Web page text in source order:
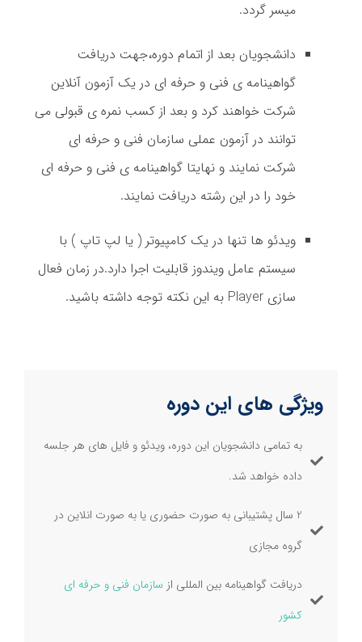
میسر گردد.
دانشجویان بعد از اتمام دوره،جهت دریافت
گواهینامه ی فنی و حرفه ای در یک آزمون آنلاین
شرکت خواهند کرد و بعد از کسب نمره ی قبولی می
توانند در آزمون عملی سازمان فنی و حرفه ای
شرکت نمایند و نهایتا گواهینامه ی فنی و حرفه ای
خود را در این رشته دریافت نمایند.
ویدئو ها تنها در یک کامپیوتر ( یا لپ تاپ ) با
سیستم عامل ویندوز قابلیت اجرا دارد.در زمان فعال
سازی Player به این نکته توجه داشته باشید.
ویژگی های این دوره
به تمامی دانشجویان این دوره، ویدئو و فایل های هر جلسه
داده خواهد شد.
2 سال پشتیبانی به صورت حضوری یا به صورت انلاین در
گروه مجازی
دریافت گواهینامه بین المللی از سازمان فنی و حرفه ای
کشور